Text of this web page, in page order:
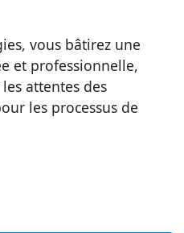
vous bâtirez une
et professionnelle,
attentes des
les processus de